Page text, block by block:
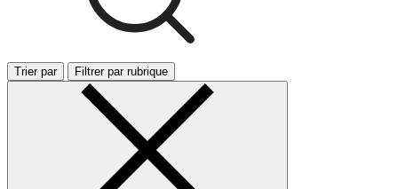
Trier par Filtrer par rubrique